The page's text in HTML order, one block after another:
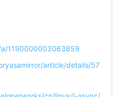
1190000003063859
article/details/57